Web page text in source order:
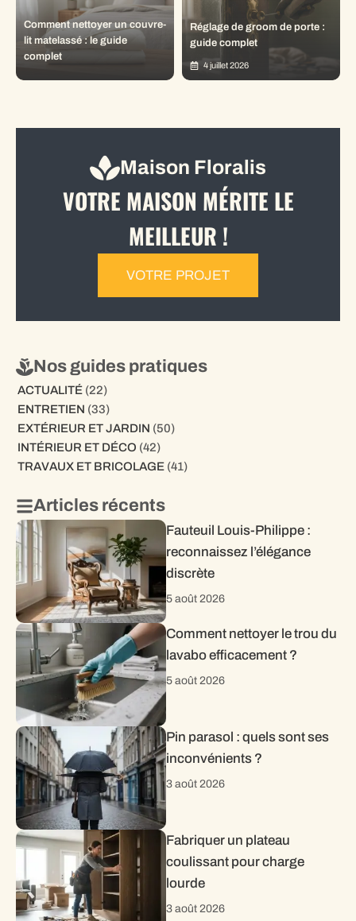
Comment nettoyer un couvre-
lit matelassé : le guide
complet
Réglage de groom de porte :
guide complet
4 juillet 2026
Maison Floralis
VOTRE MAISON MÉRITE LE
MEILLEUR !
VOTRE PROJET
Nos guides pratiques
ACTUALITÉ(22)
ENTRETIEN (33)
EXTÉRIEUR ET JARDIN (50)
INTÉRIEUR ET DÉCO (42)
TRAVAUX ET BRICOLAGE(41)
Articles récents
Fauteuil Louis-Philippe :
reconnaissez l’élégance
discrète
5 août 2026
Comment nettoyer le trou du
lavabo efficacement ?
5 août 2026
Pin parasol : quels sont ses
inconvénients ?
3 août 2026
Fabriquer un plateau
coulissant pour charge
lourde
3 août 2026